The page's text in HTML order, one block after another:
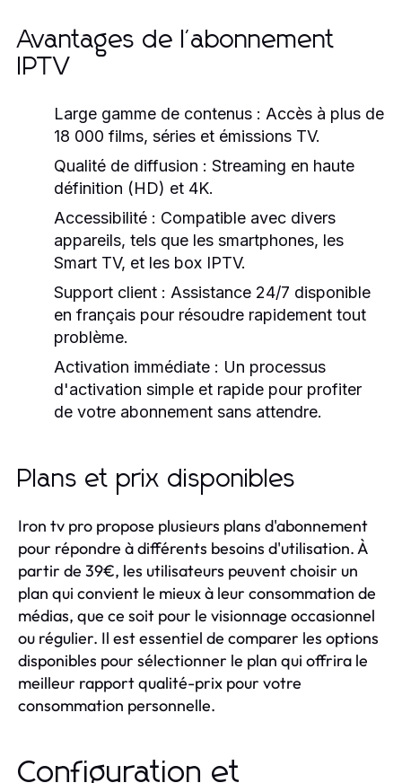
Avantages de l'abonnement
IPTV
Large gamme de contenus : Accès à plus de
18 000 films, séries et émissions TV.
Qualité de diffusion : Streaming en haute
définition (HD) et 4K.
Accessibilité : Compatible avec divers
appareils, tels que les smartphones, les
Smart TV, et les box IPTV.
Support client : Assistance 24/7 disponible
en français pour résoudre rapidement tout
problème.
Activation immédiate : Un processus
d'activation simple et rapide pour profiter
de votre abonnement sans attendre.
Plans et prix disponibles
Iron tv pro propose plusieurs plans d'abonnement
pour répondre à différents besoins d'utilisation. À
partir de 39€, les utilisateurs peuvent choisir un
plan qui convient le mieux à leur consommation de
médias, que ce soit pour le visionnage occasionnel
ou régulier. Il est essentiel de comparer les options
disponibles pour sélectionner le plan qui offrira le
meilleur rapport qualité-prix pour votre
consommation personnelle.
Configuration et